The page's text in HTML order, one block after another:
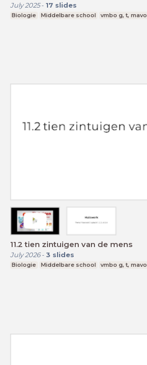
July 2025- 17 slides
Biologie Middelbare school vmbo g, t, mavo
11.2 tien zintuigen van de mens
July 2026- 3 slides
Biologie Middelbare school vmbo g, t, mavo